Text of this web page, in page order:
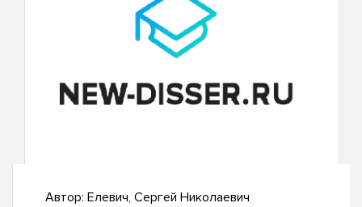
Автор: Елевич, Сергей Николаевич